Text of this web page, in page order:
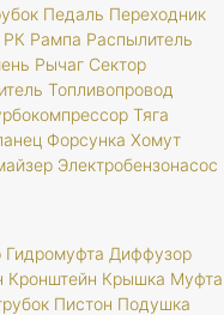
Педаль Переходник
РК Рампа Распылитель
Рычаг Сектор
Топливопровод
Тяга
Форсунка Хомут
Электробензонасос
Гидромуфта Диффузор
Кронштейн Крышка Муфта
Пистон Подушка